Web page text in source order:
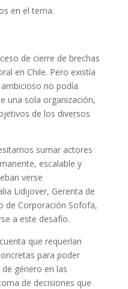
en el tema.
de cierre de brechas
en Chile. Pero existía
no podía
una sola organización,
de los diversos
sumar actores
escalable y
verse
Lidijover, Gerenta de
de Corporación Sofofa,
a este desafío.
que requerían
para poder
género en las
de decisiones que